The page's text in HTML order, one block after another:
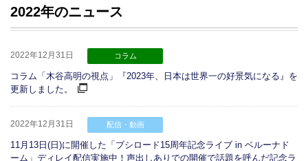
2022年のニュース
2022年12月31日 コラム
コラム「木谷高明の視点」『2023年、日本は世界一の好景気になる』を
更新しました。
2022年12月31日 配信・動画
11月13日(日)に開催した「ブシロード15周年記念ライブ in ベルーナド
ーム」ディレイ配信実施中！声出しありでの開催で話題を呼んだ記念ラ